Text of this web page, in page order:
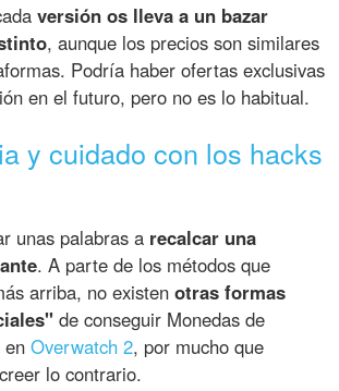
versión os lleva a un bazar
, aunque los precios son similares
Podría haber ofertas exclusivas
en el futuro, pero no es lo habitual.
y cuidado con los hacks
unas palabras a recalcar una
. A parte de los métodos que
arriba, no existenotras formas
de conseguir Monedas de
enOverwatch 2, por mucho que
lo contrario.